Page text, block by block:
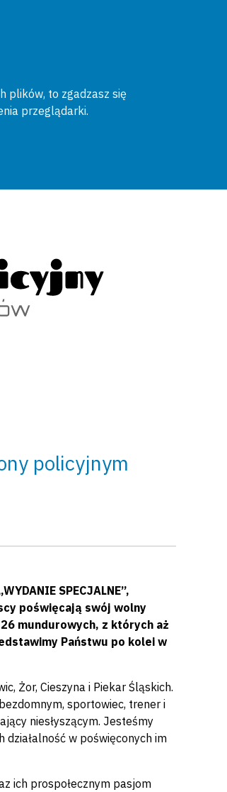
plików, to zgadzasz się
przeglądarki.
policyjnym
SPECJALNE”,
poświęcają swój wolny
mundurowych, z których aż
Państwu po kolei w
Żor, Cieszyna i Piekar Śląskich.
sportowiec, trener i
niesłyszącym. Jesteśmy
w poświęconych im
ich prospołecznym pasjom